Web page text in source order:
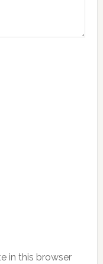
in this browser